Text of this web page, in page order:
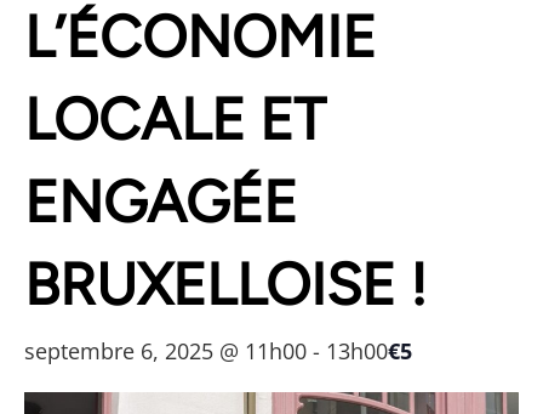
L’ÉCONOMIE
LOCALE ET
ENGAGÉE
BRUXELLOISE !
septembre 6, 2025 @ 11h00 - 13h00€5